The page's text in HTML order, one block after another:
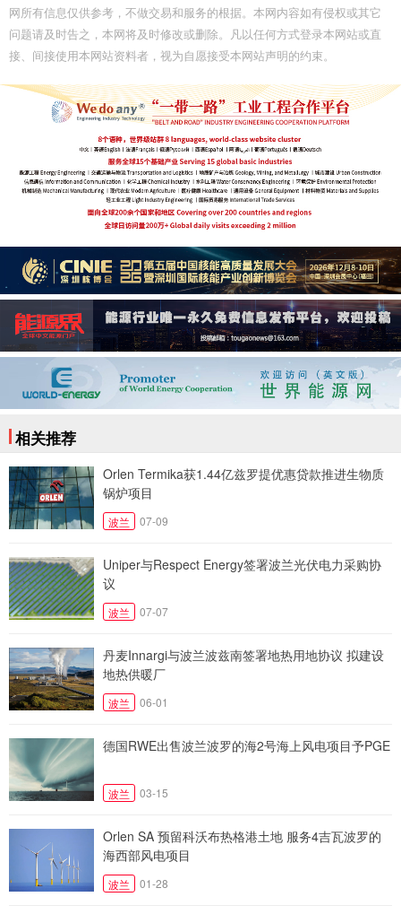
网所有信息仅供参考，不做交易和服务的根据。本网内容如有侵权或其它
问题请及时告之，本网将及时修改或删除。凡以任何方式登录本网站或直
接、间接使用本网站资料者，视为自愿接受本网站声明的约束。
相关推荐
Orlen Termika获1.44亿兹罗提优惠贷款推进生物质
锅炉项目
波兰 07-09
Uniper与Respect Energy签署波兰光伏电力采购协
议
波兰 07-07
丹麦Innargi与波兰波兹南签署地热用地协议 拟建设
地热供暖厂
波兰 06-01
德国RWE出售波兰波罗的海2号海上风电项目予PGE
波兰 03-15
Orlen SA 预留科沃布热格港土地 服务4吉瓦波罗的
海西部风电项目
波兰 01-28